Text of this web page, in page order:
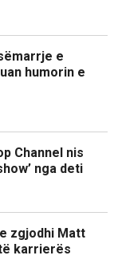
e
humorin e
Channel nis
nga deti
zgjodhi Matt
karrierës